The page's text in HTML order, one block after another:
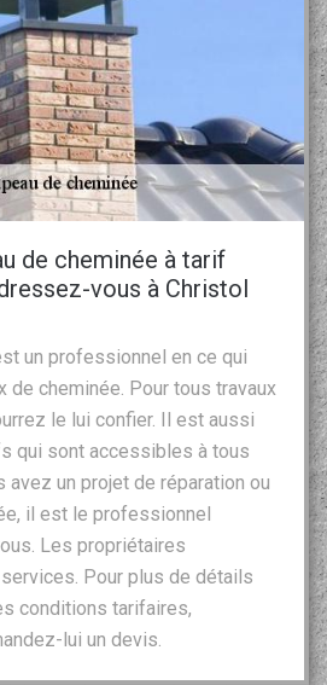
de cheminée à tarif
vous à Christol
un professionnel en ce qui
de cheminée. Pour tous travaux
le lui confier. Il est aussi
qui sont accessibles à tous
avez un projet de réparation ou
il est le professionnel
Les propriétaires
Pour plus de détails
conditions tarifaires,
lui un devis.